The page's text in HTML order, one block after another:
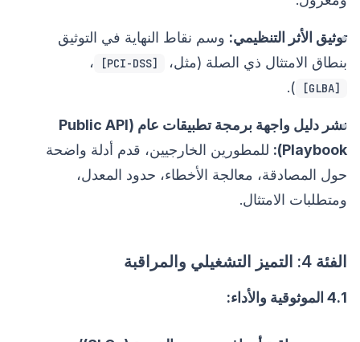
توثيق الأثر التنظيمي: وسم نقاط النهاية في التوثيق
بنطاق الامتثال ذي الصلة (مثل،
[PCI-DSS] ،
[GLBA]
).
نشر دليل واجهة برمجة تطبيقات عام (Public API
Playbook):
للمطورين الخارجيين، قدم أدلة واضحة
حول المصادقة، معالجة الأخطاء، حدود المعدل،
ومتطلبات الامتثال.
الفئة 4: التميز التشغيلي والمراقبة
4.1 الموثوقية والأداء: